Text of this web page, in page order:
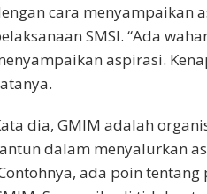
cara menyampaikan
SMSI. “Ada
aspirasi.
dia, GMIM adalah
dalam menyalurkan
ada poin